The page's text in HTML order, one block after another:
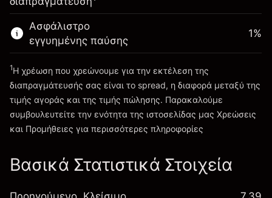
Πηγαίνετε στην πλατφόρμα
Μέγεθος διαπραγμάτευσης με μόχλευση
A$5,000.00
Χρήματα από μόχλευση ~
Πηγαίνετε στην πλατφόρμα
Ασφάλιστρο
εγγυημένης παύσης
Χρεώσεις και Τέλη
1%
1Η χρέωση που χρεώνουμε για την εκτέλεση της
διαπραγμάτευσής σας είναι το spread, η διαφορά μεταξύ της
τιμής αγοράς και της τιμής πώλησης. Παρακαλούμε
συμβουλευτείτε την ενότητα της ιστοσελίδας μας Χρεώσεις
και Προμήθειες για περισσότερες πληροφορίες
Βασικά Στατιστικά Στοιχεία